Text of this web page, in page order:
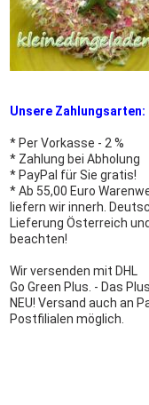
Unsere Zahlungsarten:
* Per Vorkasse - 2 %
* Zahlung bei Abholung
* PayPal für Sie gratis!
* Ab 55,00 Euro
liefern wir innerh.
Lieferung Österreich
beachten!
Wir versenden mit DHL
Go Green Plus. - Das
NEU! Versand auch an
Postfilialen möglich.